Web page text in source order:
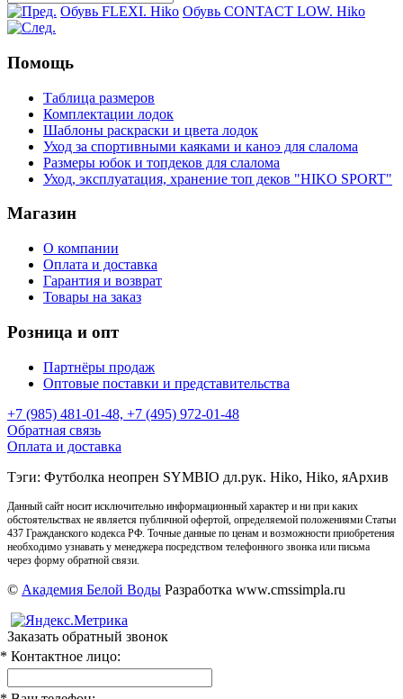
Обувь FLEXI. Hiko Обувь CONTACT LOW. Hiko
Помощь
Таблица размеров
Комплектации лодок
Шаблоны раскраски и цвета лодок
Уход за спортивными каяками и каноэ для слалома
Размеры юбок и топдеков для слалома
Уход, эксплуатация, хранение топ деков "HIKO SPORT"
Магазин
О компании
Оплата и доставка
Гарантия и возврат
Товары на заказ
Розница и опт
Партнёры продаж
Оптовые поставки и представительства
+7 (985) 481-01-48, +7 (495) 972-01-48
Обратная связь
Оплата и доставка
Тэги: Футболка неопрен SYMBIO дл.рук. Hiko, Hiko, яАрхив
Данный сайт носит исключительно информационный характер и ни при каких
обстоятельствах не является публичной офертой, определяемой положениями Статьи
437 Гражданского кодекса РФ. Точные данные по ценам и возможности приобретения
необходимо узнавать у менеджера посредством телефонного звонка или письма
через форму обратной связи.
© Академия Белой Воды Разработка www.cmssimpla.ru
Заказать обратный звонок
* Контактное лицо: